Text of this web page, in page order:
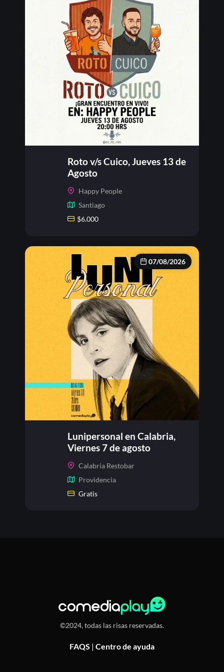
Roto v/s Cuico, Jueves 13 de
Agosto
Happy People
Santiago
$6.000
07/08/2026
Lunipersonal en Calabria,
Viernes 7 de agosto
Calabria Restobar
Providencia
Gratis
©2024, todas las risas reservadas.
FAQS | Centro de ayuda